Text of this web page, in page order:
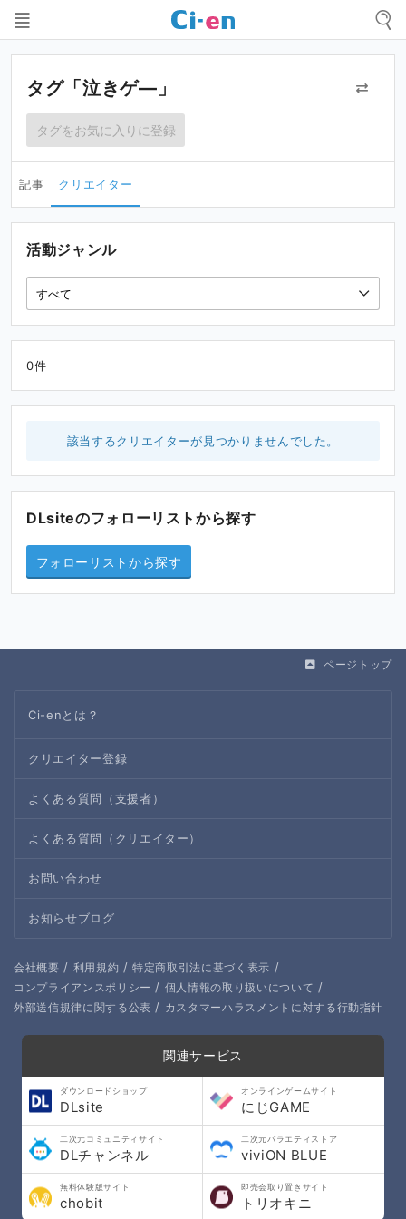
タグ「泣きゲ―」
タグをお気に入りに登録
記事 クリエイター
0件
該当するクリエイターが見つかりませんでした。
活動ジャンル
DLsiteのフォローリストから探す
フォローリストから探す
ページトップ
Ci-enとは？
クリエイター登録
よくある質問（支援者）
よくある質問（クリエイター）
お問い合わせ
お知らせブログ
会社概要 / 利用規約 / 特定商取引法に基づく表示 /
コンプライアンスポリシー / 個人情報の取り扱いについて /
外部送信規律に関する公表 / カスタマーハラスメントに対する行動指針
関連サービス
ダウンロードショップ
DLsite
オンラインゲームサイト
にじGAME
二次元コミュニティサイト
DLチャンネル
二次元バラエティストア
viviON BLUE
無料体験版サイト
chobit
即売会取り置きサイト
トリオキニ